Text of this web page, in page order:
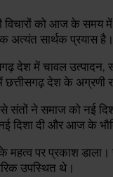
को आज के समय में
सार्थक प्रयास
देश में चावल
देश के अग्रणी
संतों ने समाज को नई
दिशा दी और आज के
पर प्रकाश
उपस्थित थे।